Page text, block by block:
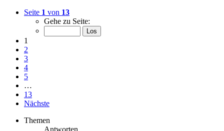
Seite 1 von 13
Gehe zu Seite:
1
2
3
4
5
…
13
Nächste
Themen
Antworten